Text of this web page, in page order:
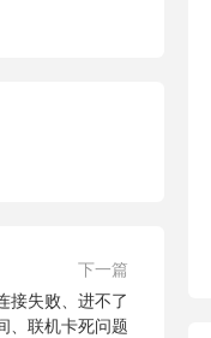
下一篇
接失败、进不了
、联机卡死问题